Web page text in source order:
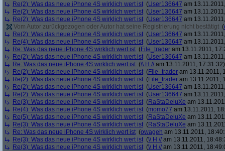
Re(2): Was das neue iPhone 4S wirklich wert ist (User136647 am
Re(2): Was das neue iPhone 4S wirklich wert ist (User136647 am
Re(2): Was das neue iPhone 4S wirklich wert ist (User136647 am
Vom Autor zurückgezogen oder Autor hat seine Registrierung nicht bestätigt (
Re(2): Was das neue iPhone 4S wirklich wert ist (User136647 am
Re(4): Was das neue iPhone 4S wirklich wert ist (User136647 am
Re: Was das neue iPhone 4S wirklich wert ist (File_trader am 13.11.2011,
Re(2): Was das neue iPhone 4S wirklich wert ist (User136647 am
Re: Was das neue iPhone 4S wirklich wert ist (\\ H // am 13.11.2011, 17:31:32)
Re(2): Was das neue iPhone 4S wirklich wert ist (File_trader am 13.11.2011,
Re(2): Was das neue iPhone 4S wirklich wert ist (File_trader am 13.11.2011,
Re(2): Was das neue iPhone 4S wirklich wert ist (User136647 am
Re(2): Was das neue iPhone 4S wirklich wert ist (User136647 am
Re(3): Was das neue iPhone 4S wirklich wert ist (RaStaDeluXe am
Re(4): Was das neue iPhone 4S wirklich wert ist (momo77 am 13.11.2011,
Re(5): Was das neue iPhone 4S wirklich wert ist (RaStaDeluXe am
Re(3): Was das neue iPhone 4S wirklich wert ist (RaStaDeluXe am
Re: Was das neue iPhone 4S wirklich wert ist (owageh am 13.11.2011,
Re(3): Was das neue iPhone 4S wirklich wert ist (\\ H // am 13.11.2011,
Re(3): Was das neue iPhone 4S wirklich wert ist (\\ H // am 13.11.2011,